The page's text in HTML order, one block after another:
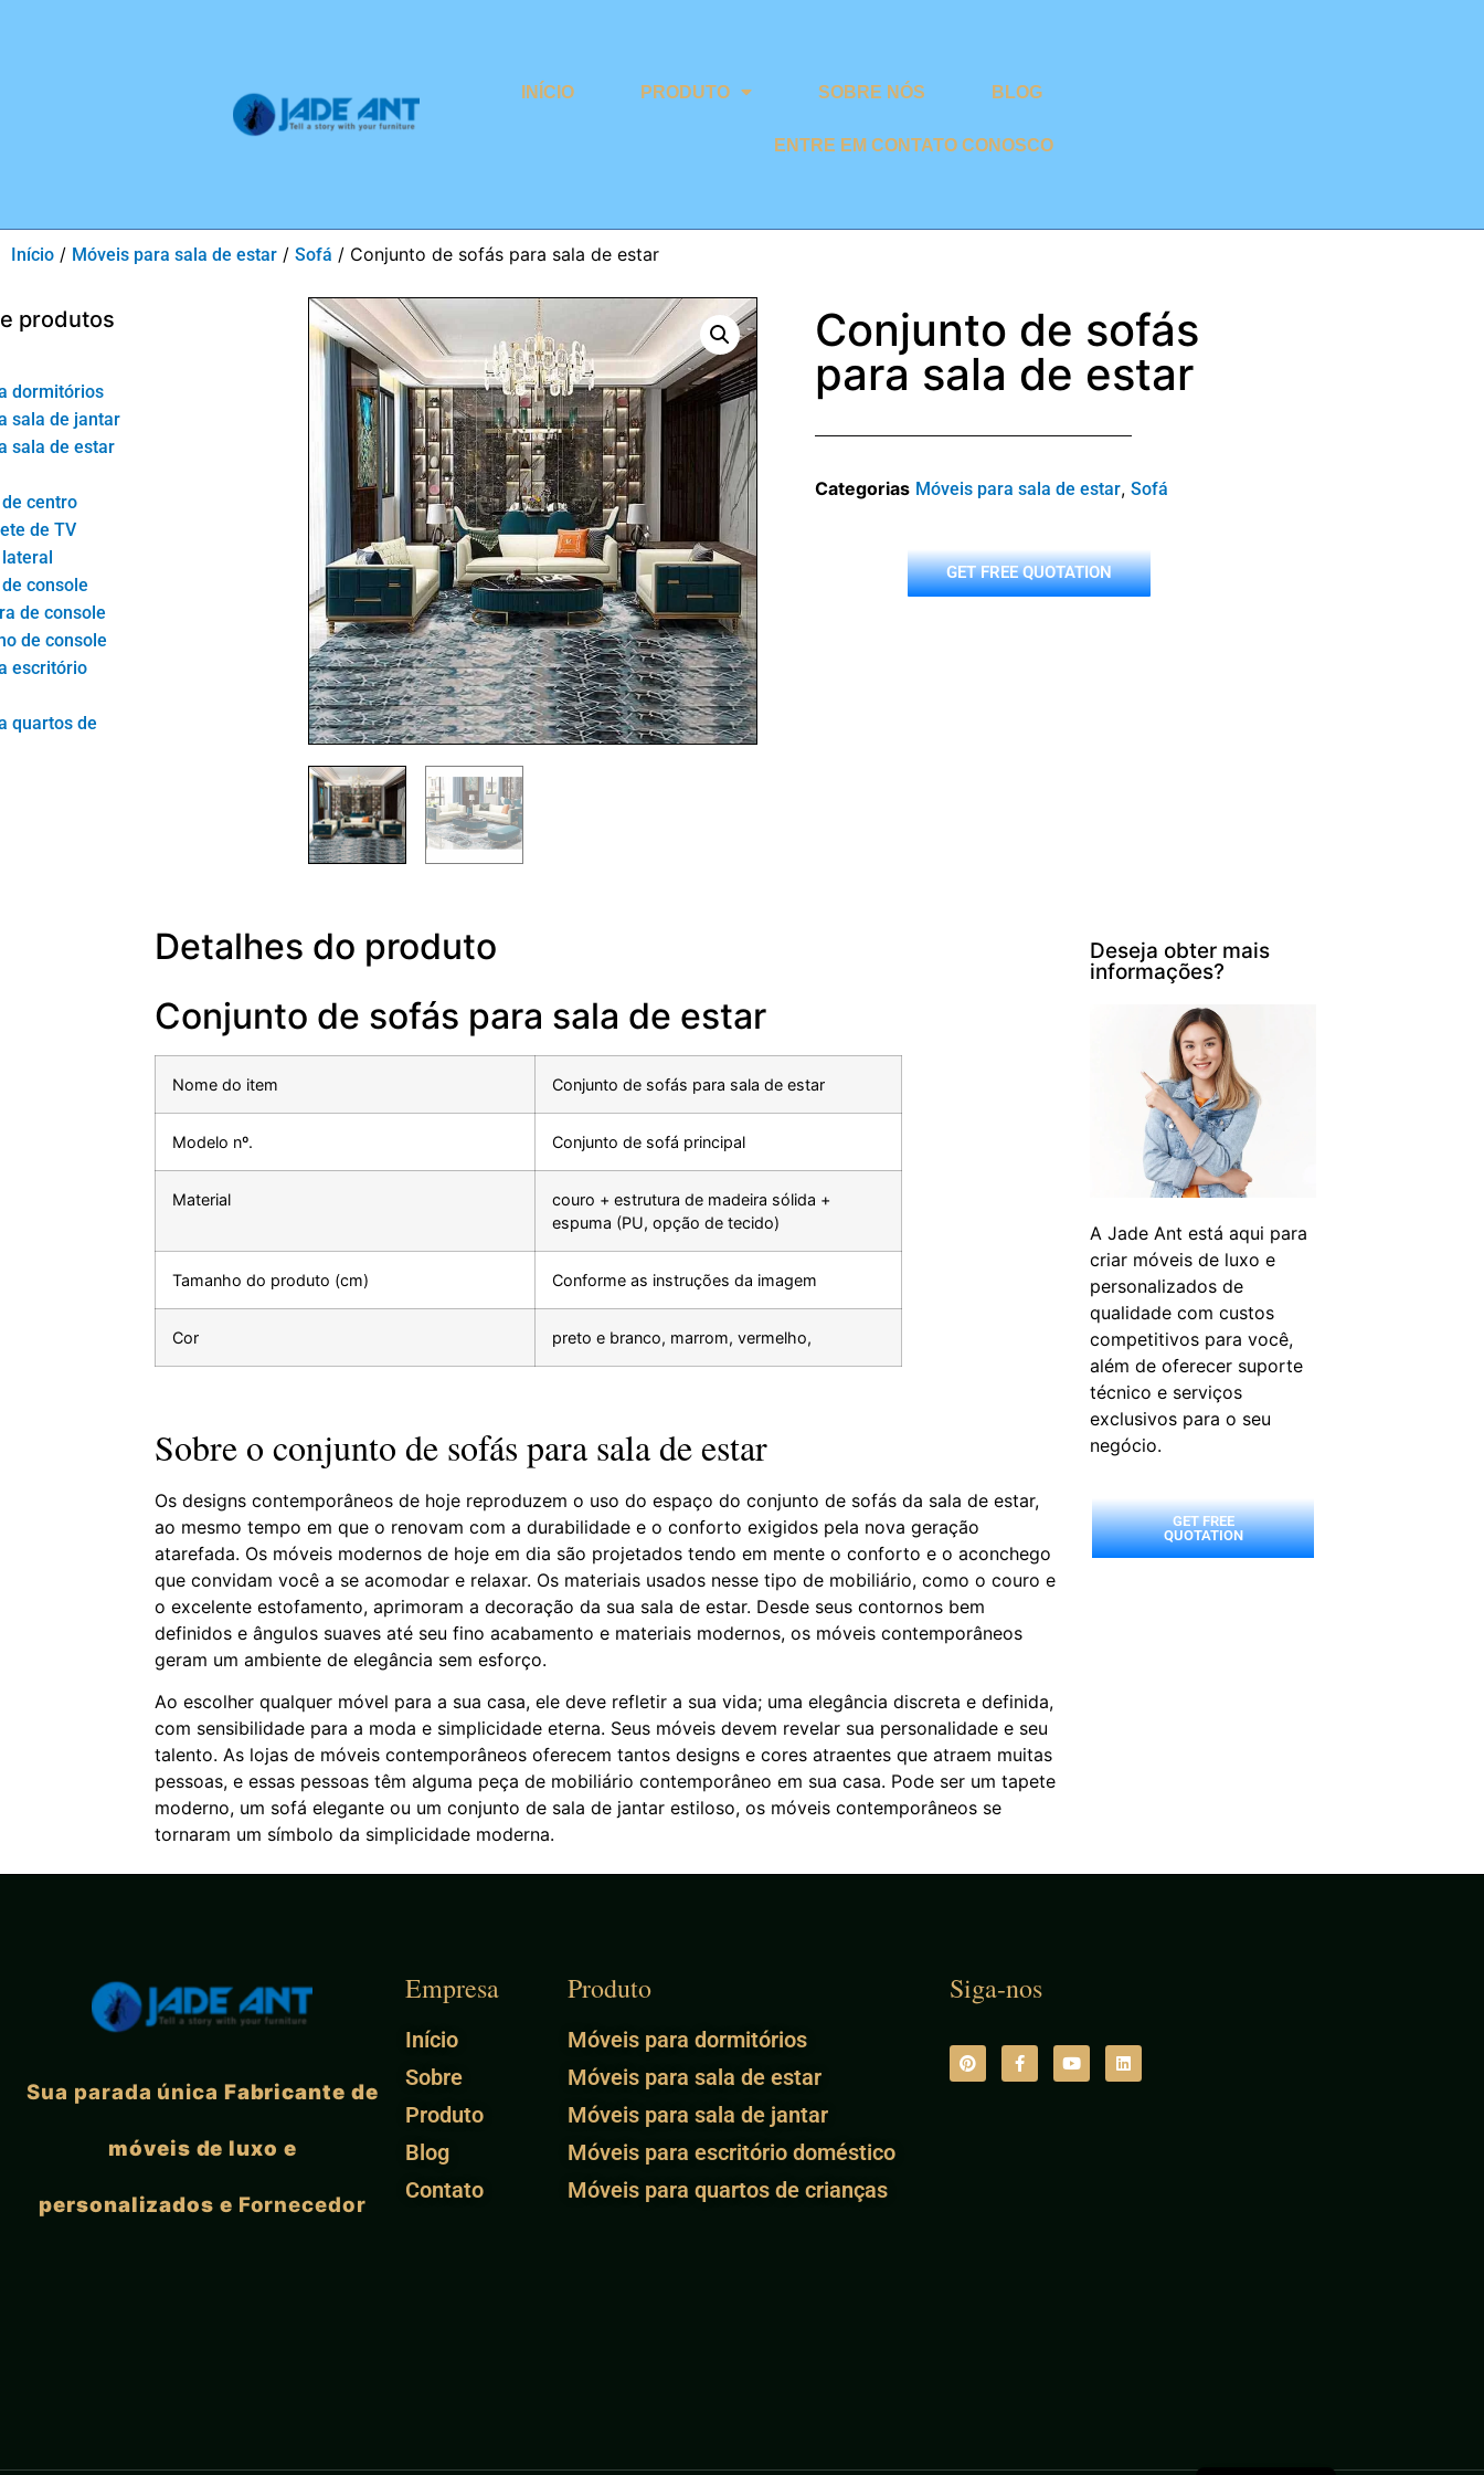
INÍCIO PRODUTO SOBRE NÓS BLOG
ENTRE EM CONTATO CONOSCO
Início / Móveis para sala de estar / Sofá / Conjunto de sofás para sala de estar
produtos
dormitórios
sala de jantar
sala de estar
centro
de TV
console
de console
de console
escritório
quartos de
Conjunto de sofás
para sala de estar
Categorias Móveis para sala de estar,Sofá
GET FREE QUOTATION
Detalhes do produto
Conjunto de sofás para sala de estar
Nome do item Conjunto de sofás para sala de estar
Modelo nº. Conjunto de sofá principal
Material
couro + estrutura de madeira sólida +
espuma (PU, opção de tecido)
Tamanho do produto (cm) Conforme as instruções da imagem
Cor preto e branco, marrom, vermelho,
Sobre o conjunto de sofás para sala de estar
Os designs contemporâneos de hoje reproduzem o uso do espaço do conjunto de sofás da sala de estar,
ao mesmo tempo em que o renovam com a durabilidade e o conforto exigidos pela nova geração
atarefada. Os móveis modernos de hoje em dia são projetados tendo em mente o conforto e o aconchego
que convidam você a se acomodar e relaxar. Os materiais usados nesse tipo de mobiliário, como o couro e
o excelente estofamento, aprimoram a decoração da sua sala de estar. Desde seus contornos bem
definidos e ângulos suaves até seu fino acabamento e materiais modernos, os móveis contemporâneos
geram um ambiente de elegância sem esforço.
Ao escolher qualquer móvel para a sua casa, ele deve refletir a sua vida; uma elegância discreta e definida,
com sensibilidade para a moda e simplicidade eterna. Seus móveis devem revelar sua personalidade e seu
talento. As lojas de móveis contemporâneos oferecem tantos designs e cores atraentes que atraem muitas
pessoas, e essas pessoas têm alguma peça de mobiliário contemporâneo em sua casa. Pode ser um tapete
moderno, um sofá elegante ou um conjunto de sala de jantar estiloso, os móveis contemporâneos se
tornaram um símbolo da simplicidade moderna.
Deseja obter mais
informações?
A Jade Ant está aqui para
criar móveis de luxo e
personalizados de
qualidade com custos
competitivos para você,
além de oferecer suporte
técnico e serviços
exclusivos para o seu
negócio.
GET FREE
QUOTATION
Sua parada única Fabricante de
móveis de luxo e
personalizados e Fornecedor
Empresa
Início
Sobre
Produto
Blog
Contato
Produto
Móveis para dormitórios
Móveis para sala de estar
Móveis para sala de jantar
Móveis para escritório doméstico
Móveis para quartos de crianças
Siga-nos